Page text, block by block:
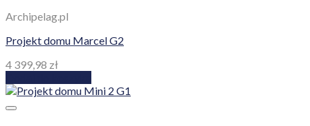
Archipelag.pl
Projekt domu Marcel G2
4 399,98 zł